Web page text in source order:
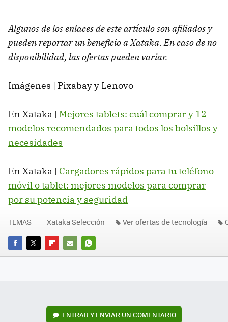
Algunos de los enlaces de este artículo son afiliados y
pueden reportar un beneficio a Xataka. En caso de no
disponibilidad, las ofertas pueden variar.
Imágenes | Pixabay y Lenovo
En Xataka | Mejores tablets: cuál comprar y 12
modelos recomendados para todos los bolsillos y
necesidades
En Xataka | Cargadores rápidos para tu teléfono
móvil o tablet: mejores modelos para comprar
por su potencia y seguridad
FACEBOOK
TWITTERFLIPBOARD
E-
WHATSAPP
TEMAS Xataka Selección Ver ofertas de tecnología
ENTRAR Y ENVIAR UN COMENTARIO